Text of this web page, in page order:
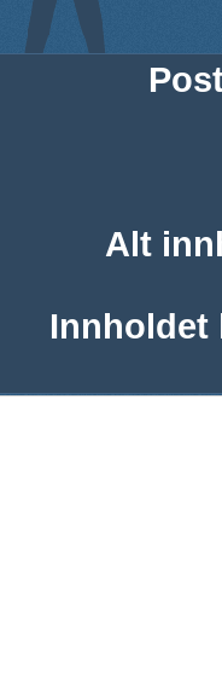
Alt
Innholdet